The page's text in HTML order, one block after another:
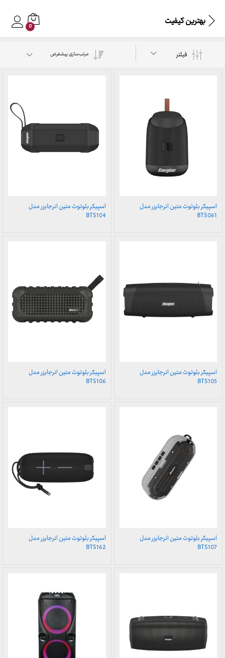
بهترین کیفیت 0
فیلتر مرتب‌سازی پیشفرض
اسپیکر بلوتوث متین انرجایزر مدل
BTS061
اسپیکر بلوتوث متین انرجایزر مدل
BTS104
اسپیکر بلوتوث متین انرجایزر مدل
BTS105
اسپیکر بلوتوث متین انرجایزر مدل
BTS106
اسپیکر بلوتوث متین انرجایزر مدل
BTS107
اسپیکر بلوتوث متین انرجایزر مدل
BTS162